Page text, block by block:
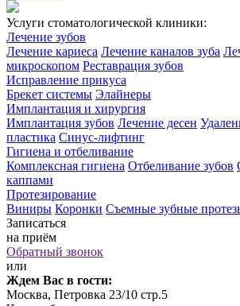
Услуги стоматологической клиники:
Лечение зубов
Лечение кариеса Лечение каналов зуба
микроскопом Реставрация зубов
Исправление прикуса
Брекет системы Элайнеры
Имплантация и хирургия
Имплантация зубов Лечение десен
пластика Синус-лифтинг
Гигиена и отбеливание
Комплексная гигиена Отбеливание зубов
каппами
Протезирование
Виниры Коронки Съемные зубные
Записаться
на приём
Обратный звонок
или
Ждем Вас в гости:
Москва, Петровка 23/10 стр.5